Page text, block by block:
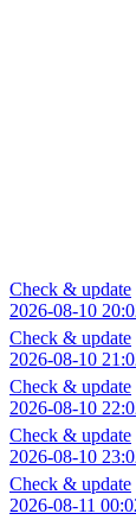
Check & update
2026-08-10
Check & update
2026-08-10
Check & update
2026-08-10
Check & update
2026-08-10
Check & update
2026-08-11